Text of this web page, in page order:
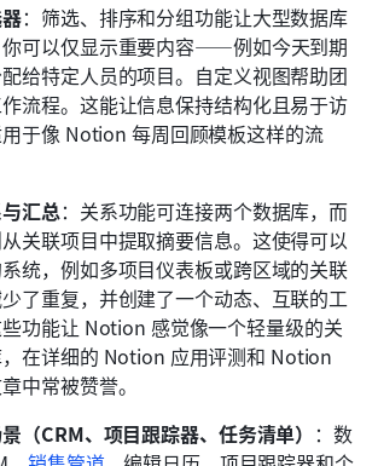
：筛选、排序和分组功能让大型数据库
你可以仅显示重要内容——例如今天到期
给特定人员的项目。自定义视图帮助团
流程。这能让信息保持结构化且易于访
于像 Notion 每周回顾模板这样的流
汇总：关系功能可连接两个数据库，而
关联项目中提取摘要信息。这使得可以
统，例如多项目仪表板或跨区域的关联
了重复，并创建了一个动态、互联的工
功能让 Notion 感觉像一个轻量级的关
在详细的 Notion 应用评测和 Notion
中常被赞誉。
（CRM、项目跟踪器、任务清单） ：数